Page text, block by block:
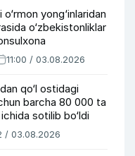
yong‘inlaridan
o‘zbekistonliklar
11:00 / 03.08.2026
qo‘l ostidagi
barcha 80 000 ta
sotilib bo‘ldi
/ 03.08.2026